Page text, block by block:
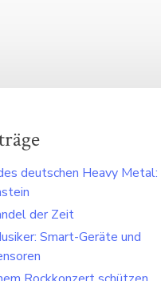
deutschen Heavy Metal:
der Zeit
Smart-Geräte und